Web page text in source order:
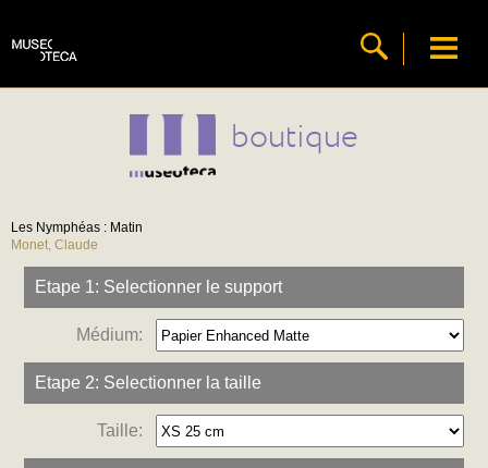
boutique
Les Nymphéas : Matin
Monet, Claude
Etape 1: Selectionner le support
Médium:
Etape 2: Selectionner la taille
Taille: